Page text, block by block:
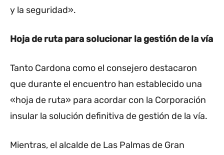
y la seguridad».
Hoja de ruta para solucionar la gestión de la vía
Tanto Cardona como el consejero destacaron
que durante el encuentro han establecido una
«hoja de ruta» para acordar con la Corporación
insular la solución definitiva de gestión de la vía.
Mientras, el alcalde de Las Palmas de Gran